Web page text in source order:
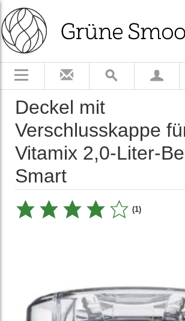
Deckel mit
Verschlusskappe
Vitamix 2,0-Liter-
Smart
(1)